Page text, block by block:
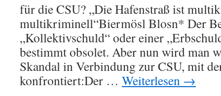
für die CSU? „Die Hafenstraß ist
multikriminell“Biermösl Blosn* Der
„Kollektivschuld“ oder einer
bestimmt obsolet. Aber nun wird man
Skandal in Verbindung zur CSU, mit
konfrontiert:Der … Weiterlesen →